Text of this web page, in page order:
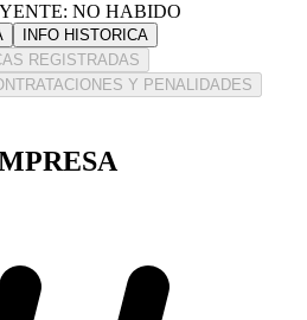
NO HABIDO
INFO HISTORICA
REGISTRADAS
Y PENALIDADES